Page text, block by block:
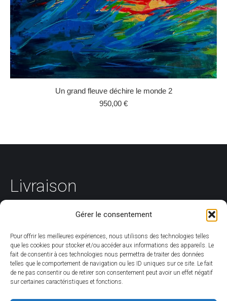
Gérer le consentement
Pour offrir les meilleures expériences, nous utilisons des technologies telles
que les cookies pour stocker et/ou accéder aux informations des appareils. Le
fait de consentir à ces technologies nous permettra de traiter des données
telles que le comportement de navigation ou les ID uniques sur ce site. Le fait
de ne pas consentir ou de retirer son consentement peut avoir un effet négatif
sur certaines caractéristiques et fonctions.
Un grand fleuve déchire le monde 2
950,00 €
Livraison
codes de suivi, la plupart de celles-ci sont assurées par la Poste.
Voir lesconditions générales de ventepour plus de renseignements.